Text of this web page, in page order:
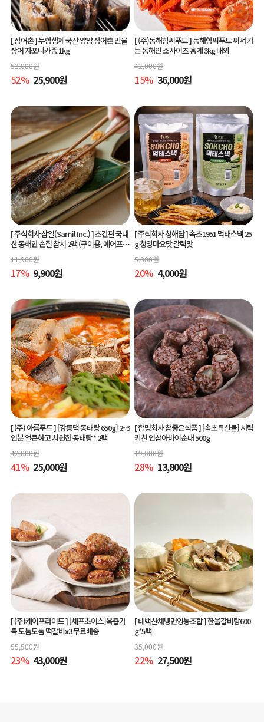
[ 장어촌 ]무항생제 국산 양양 장어촌 민물
장어 자포니카종 1kg
53,000원
52% 25,900원
[ (주)동해항씨푸드 ]동해항씨푸드 쪄서 가
는 동해안 소사이즈 홍게 3kg 내외
42,000원
15% 36,000원
[ 주식회사 삼일(Samil Inc.) ]초간편 국내
산 동해안 손질 참치 2팩 (구이용, 에어프라
이어 간편조리)
11,900원
17% 9,900원
[ 주식회사 청해담 ]속초1951 먹태스낵 25
g 청양마요맛 갈릭맛
5,000원
20% 4,000원
[ (주) 아름푸드 ][강릉댁 동태탕 650g] 2~3
인분 얼큰하고 시원한 동태탕 * 2팩
42,000원
41% 25,000원
[ 합명회사 참좋은식품 ][속초특산물] 서락
키친 인삼아바이순대 500g
19,000원
28% 13,800원
[ (주)케이프라이드 ][셰프초이스]육즙가
득 도톰도톰 떡갈비x3 무료배송
55,500원
23% 43,000원
[ 태백산채냉면영농조합 ]한올갈비탕600
g*5팩
35,000원
22% 27,500원